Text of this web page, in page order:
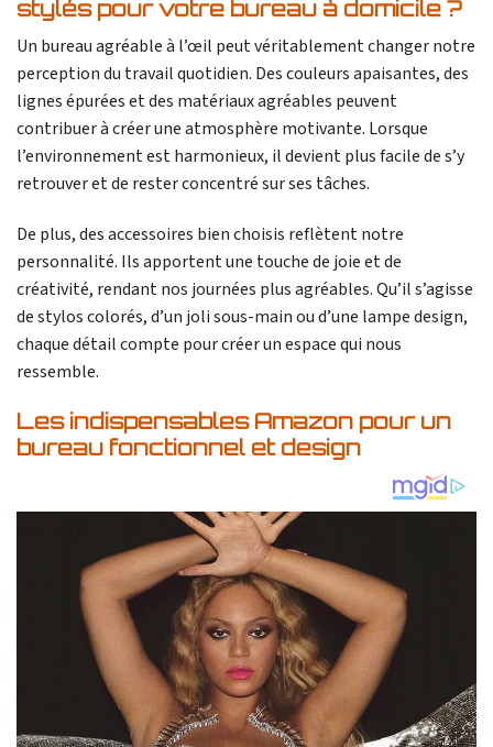
stylés pour votre bureau à domicile ?
Un bureau agréable à l’œil peut véritablement changer notre
perception du travail quotidien. Des couleurs apaisantes, des
lignes épurées et des matériaux agréables peuvent
contribuer à créer une atmosphère motivante. Lorsque
l’environnement est harmonieux, il devient plus facile de s’y
retrouver et de rester concentré sur ses tâches.
De plus, des accessoires bien choisis reflètent notre
personnalité. Ils apportent une touche de joie et de
créativité, rendant nos journées plus agréables. Qu’il s’agisse
de stylos colorés, d’un joli sous-main ou d’une lampe design,
chaque détail compte pour créer un espace qui nous
ressemble.
Les indispensables Amazon pour un
bureau fonctionnel et design